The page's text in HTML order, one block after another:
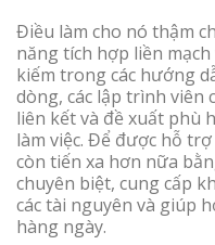
Điều làm cho nó thậm
năng tích hợp liền
kiếm trong các hướng
dòng, các lập trình viên
liên kết và đề xuất phù
làm việc. Để được hỗ
còn tiến xa hơn nữa
chuyên biệt, cung cấp
các tài nguyên và giúp
hàng ngày.